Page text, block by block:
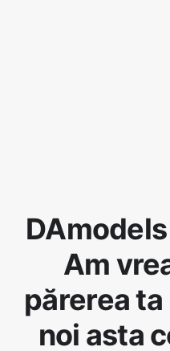
Am
părerea
noi asta